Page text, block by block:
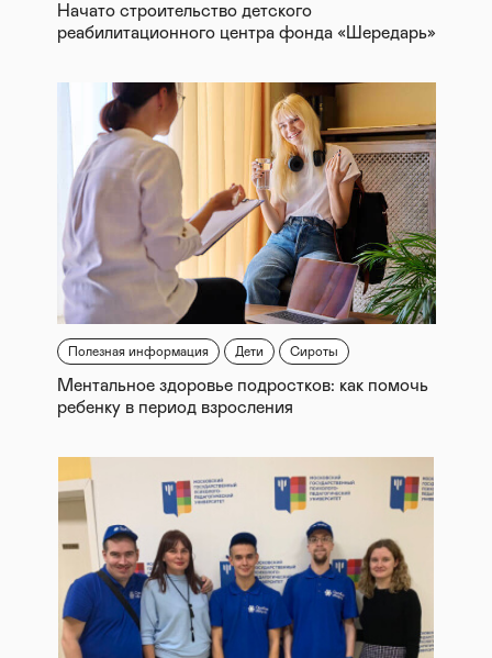
Начато строительство детского
реабилитационного центра фонда «Шередарь»
Полезная информация Дети Сироты
Ментальное здоровье подростков: как помочь
ребенку в период взросления